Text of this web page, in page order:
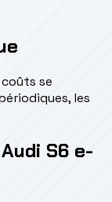
se
les
S6 e-